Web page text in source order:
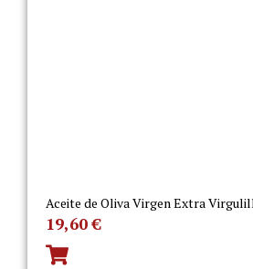
Aceite de Oliva Virgen Extra
19,60€